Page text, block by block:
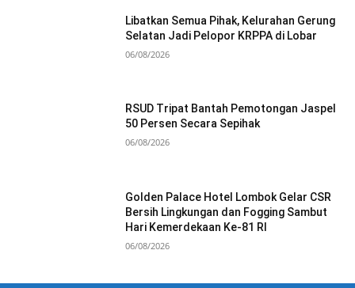
Libatkan Semua Pihak, Kelurahan Gerung
Selatan Jadi Pelopor KRPPA di Lobar
06/08/2026
RSUD Tripat Bantah Pemotongan Jaspel
50 Persen Secara Sepihak
06/08/2026
Golden Palace Hotel Lombok Gelar CSR
Bersih Lingkungan dan Fogging Sambut
Hari Kemerdekaan Ke-81 RI
06/08/2026